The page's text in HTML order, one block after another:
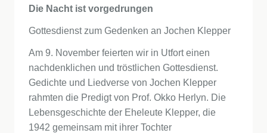
Die Nacht ist vorgedrungen
Gottesdienst zum Gedenken an Jochen Klepper
Am 9. November feierten wir in Utfort einen
nachdenklichen und tröstlichen Gottesdienst.
Gedichte und Liedverse von Jochen Klepper
rahmten die Predigt von Prof. Okko Herlyn. Die
Lebensgeschichte der Eheleute Klepper, die
1942 gemeinsam mit ihrer Tochter